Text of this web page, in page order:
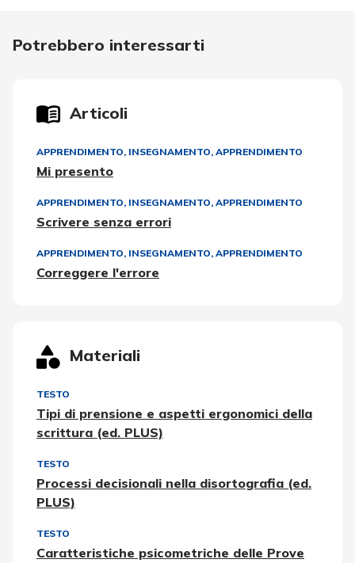
Potrebbero interessarti
Articoli
APPRENDIMENTO, INSEGNAMENTO, APPRENDIMENTO
Mi presento
APPRENDIMENTO, INSEGNAMENTO, APPRENDIMENTO
Scrivere senza errori
APPRENDIMENTO, INSEGNAMENTO, APPRENDIMENTO
Correggere l'errore
Materiali
TESTO
Tipi di prensione e aspetti ergonomici della
scrittura (ed. PLUS)
TESTO
Processi decisionali nella disortografia (ed.
PLUS)
TESTO
Caratteristiche psicometriche delle Prove